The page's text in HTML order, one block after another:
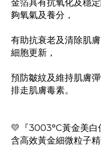
金箔具有抗氧化及穩
夠氧氣及養分，
有助抗衰老及清除肌
細胞更新，
預防皺紋及維持肌膚
排走肌膚毒素。
💛『3003°C黃金美白
含高效黃金細微粒子精